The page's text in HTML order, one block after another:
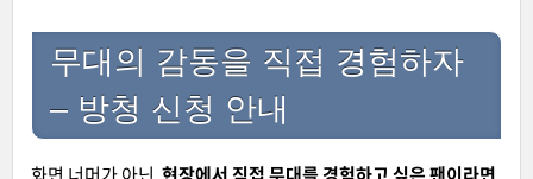
무대의 감동을 직접 경험하자
– 방청 신청 안내
화면 너머가 아닌, 현장에서 직접 무대를 경험하고 싶은 팬이라면